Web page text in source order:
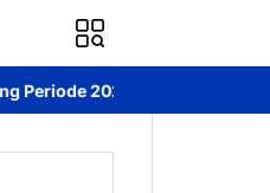
DPRD Murung Raya Studi